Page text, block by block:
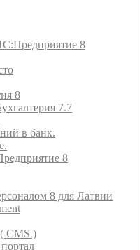
8
8
7.7
в банк.
8
8 для Латвии
CMS )